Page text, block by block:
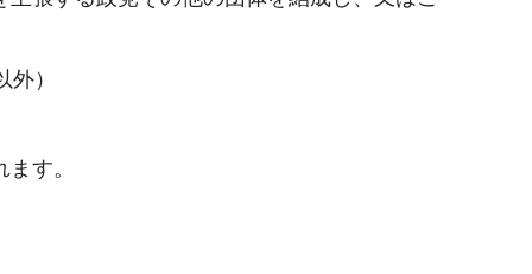
）
す。